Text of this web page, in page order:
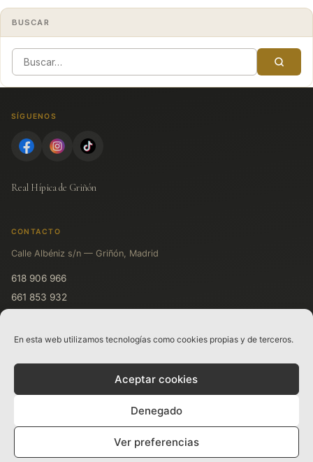
En esta web utilizamos tecnologías como cookies propias y de terceros.
Aceptar cookies
Denegado
Ver preferencias
BUSCAR
SÍGUENOS
Real Hípica de Griñón
CONTACTO
Calle Albéniz s/n — Griñón, Madrid
618 906 966
661 853 932